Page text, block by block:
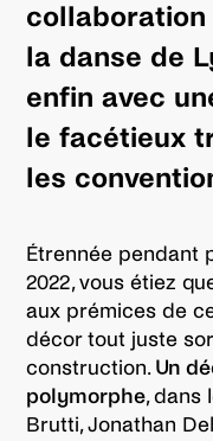
collaboration
la danse de
enfin avec
le facétieux
les
Étrennée pendant
2022, vous étiez
aux prémices de
décor tout juste
construction. Un
polymorphe, dans
Brutti, Jonathan